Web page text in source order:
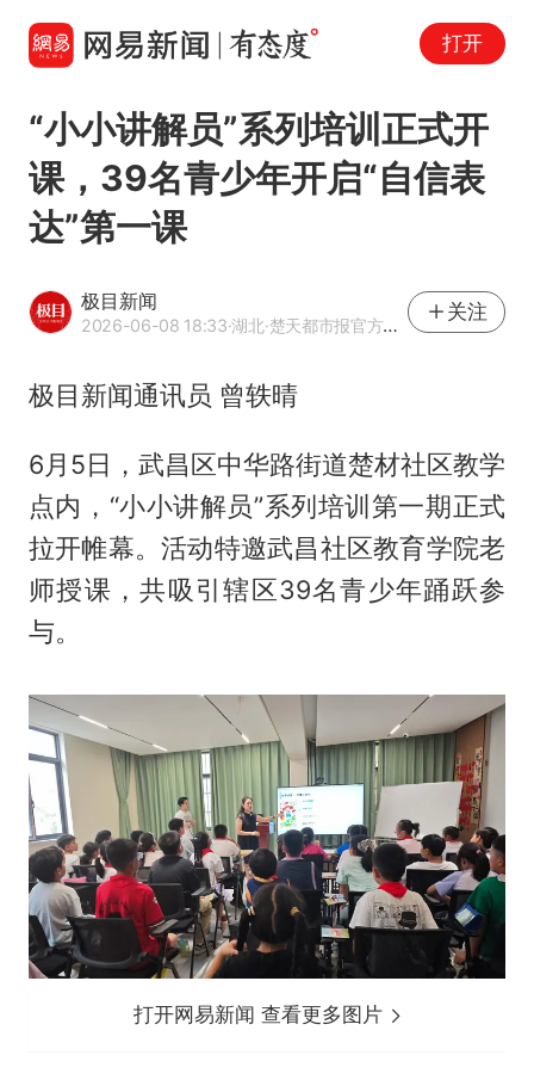
打开
“小小讲解员”系列培训正式开
课，39名青少年开启“自信表
达”第一课
极目新闻
2026-06-08 18:33·湖北·楚天都市报官方网易号
关注
极目新闻通讯员 曾轶晴
6月5日，武昌区中华路街道楚材社区教学
点内，“小小讲解员”系列培训第一期正式
拉开帷幕。活动特邀武昌社区教育学院老
师授课，共吸引辖区39名青少年踊跃参
与。
打开网易新闻 查看更多图片